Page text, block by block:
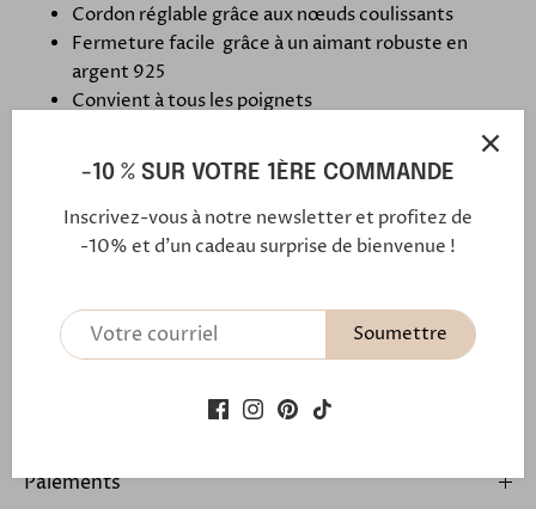
Cordon réglable grâce aux nœuds coulissants
Fermeture facile grâce à un aimant robuste en
argent 925
Convient à tous les poignets
Voir toute la collection Météorite
En savoir plus
Expédition et retour
Paiements
-10 % SUR VOTRE 1ÈRE COMMANDE
Inscrivez-vous à notre newsletter et profitez de
-10% et d'un cadeau surprise de bienvenue !
Soumettre